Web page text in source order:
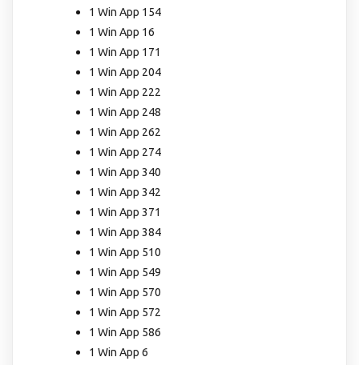
1 Win App 154
1 Win App 16
1 Win App 171
1 Win App 204
1 Win App 222
1 Win App 248
1 Win App 262
1 Win App 274
1 Win App 340
1 Win App 342
1 Win App 371
1 Win App 384
1 Win App 510
1 Win App 549
1 Win App 570
1 Win App 572
1 Win App 586
1 Win App 6